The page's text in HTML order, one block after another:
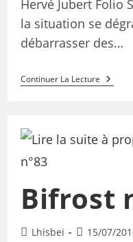
Hervé Jubert Folio
la situation se
débarrasser des…
Continuer La Lecture
Bifrost
Lhisbei 15/07/